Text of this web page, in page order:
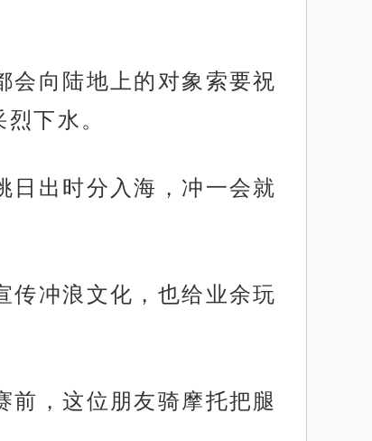
会向陆地上的对象索要祝
下水。
日出时分入海，冲一会就
传冲浪文化，也给业余玩
前，这位朋友骑摩托把腿